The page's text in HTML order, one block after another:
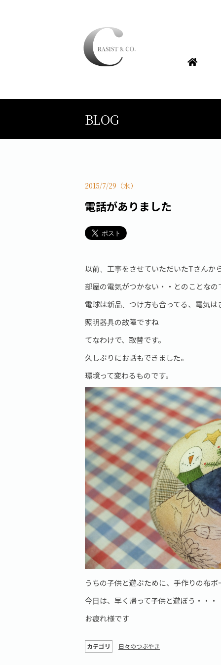
BLOG
2015/7/29（水）
電話がありました
以前、工事をさせていただいたTさんか
部屋の電気がつかない・・とのことなの
電球は新品、つけ方も合ってる、電気は
照明器具の故障ですね
てなわけで、取替です。
久しぶりにお話もできました。
環境って変わるものです。
うちの子供と遊ぶために、手作りの布
今日は、早く帰って子供と遊ぼう・・・
お疲れ様です
カテゴリ 日々のつぶやき